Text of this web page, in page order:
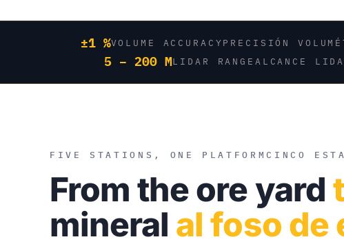
±1 %VOLUME ACCURACYPRECISIÓN
5 – 200 MLIDAR RANGE ALCANCE
FIVE STATIONS, ONE PLATFORMCINCO
From the ore yard
mineral al foso de